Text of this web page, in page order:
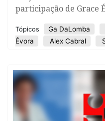
participação de Grace
Tópicos Ga DaLomba
Évora
Alex Cabral